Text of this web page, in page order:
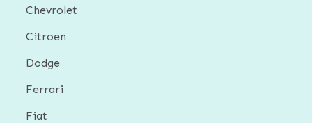
Chevrolet
Citroen
Dodge
Ferrari
Fiat